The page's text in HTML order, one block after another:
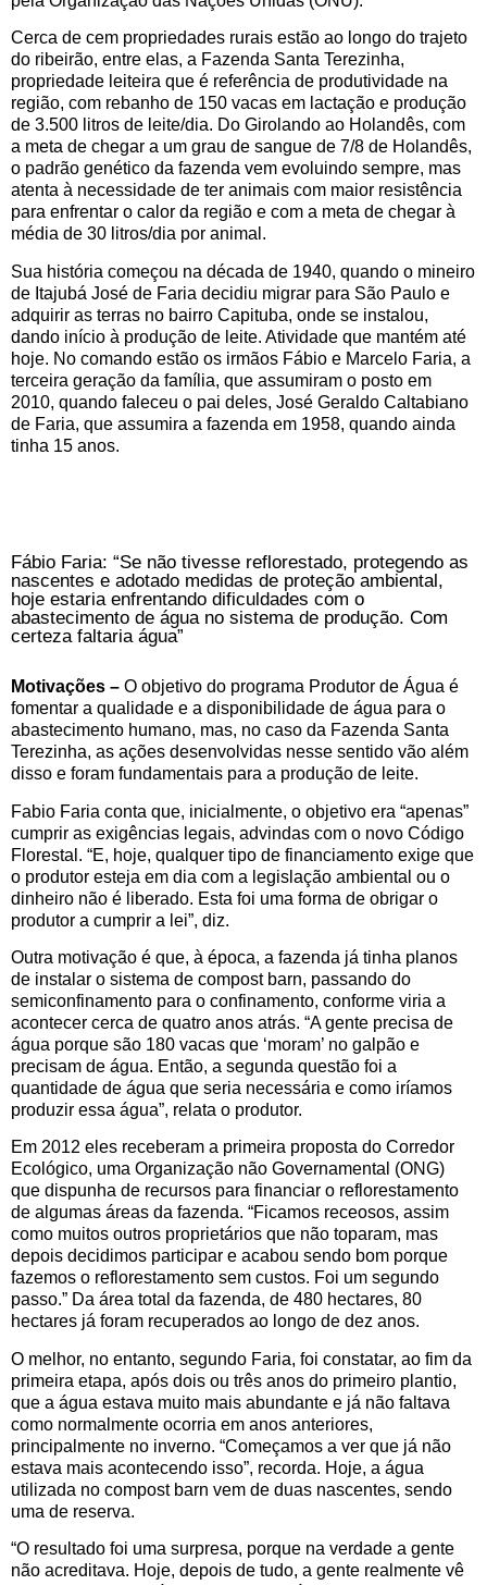
Cerca de cem propriedades rurais estão ao longo do trajeto
do ribeirão, entre elas, a Fazenda Santa Terezinha,
propriedade leiteira que é referência de produtividade na
região, com rebanho de 150 vacas em lactação e produção
de 3.500 litros de leite/dia. Do Girolando ao Holandês, com
a meta de chegar a um grau de sangue de 7/8 de Holandês,
o padrão genético da fazenda vem evoluindo sempre, mas
atenta à necessidade de ter animais com maior resistência
para enfrentar o calor da região e com a meta de chegar à
média de 30 litros/dia por animal.
Sua história começou na década de 1940, quando o mineiro
de Itajubá José de Faria decidiu migrar para São Paulo e
adquirir as terras no bairro Capituba, onde se instalou,
dando início à produção de leite. Atividade que mantém até
hoje. No comando estão os irmãos Fábio e Marcelo Faria, a
terceira geração da família, que assumiram o posto em
2010, quando faleceu o pai deles, José Geraldo Caltabiano
de Faria, que assumira a fazenda em 1958, quando ainda
tinha 15 anos.
Fábio Faria: “Se não tivesse reflorestado, protegendo as
nascentes e adotado medidas de proteção ambiental,
hoje estaria enfrentando dificuldades com o
abastecimento de água no sistema de produção. Com
certeza faltaria água”
Motivações – O objetivo do programa Produtor de Água é
fomentar a qualidade e a disponibilidade de água para o
abastecimento humano, mas, no caso da Fazenda Santa
Terezinha, as ações desenvolvidas nesse sentido vão além
disso e foram fundamentais para a produção de leite.
Fabio Faria conta que, inicialmente, o objetivo era “apenas”
cumprir as exigências legais, advindas com o novo Código
Florestal. “E, hoje, qualquer tipo de financiamento exige que
o produtor esteja em dia com a legislação ambiental ou o
dinheiro não é liberado. Esta foi uma forma de obrigar o
produtor a cumprir a lei”, diz.
Outra motivação é que, à época, a fazenda já tinha planos
de instalar o sistema de compost barn, passando do
semiconfinamento para o confinamento, conforme viria a
acontecer cerca de quatro anos atrás. “A gente precisa de
água porque são 180 vacas que ‘moram’ no galpão e
precisam de água. Então, a segunda questão foi a
quantidade de água que seria necessária e como iríamos
produzir essa água”, relata o produtor.
Em 2012 eles receberam a primeira proposta do Corredor
Ecológico, uma Organização não Governamental (ONG)
que dispunha de recursos para financiar o reflorestamento
de algumas áreas da fazenda. “Ficamos receosos, assim
como muitos outros proprietários que não toparam, mas
depois decidimos participar e acabou sendo bom porque
fazemos o reflorestamento sem custos. Foi um segundo
passo.” Da área total da fazenda, de 480 hectares, 80
hectares já foram recuperados ao longo de dez anos.
O melhor, no entanto, segundo Faria, foi constatar, ao fim da
primeira etapa, após dois ou três anos do primeiro plantio,
que a água estava muito mais abundante e já não faltava
como normalmente ocorria em anos anteriores,
principalmente no inverno. “Começamos a ver que já não
estava mais acontecendo isso”, recorda. Hoje, a água
utilizada no compost barn vem de duas nascentes, sendo
uma de reserva.
“O resultado foi uma surpresa, porque na verdade a gente
não acreditava. Hoje, depois de tudo, a gente realmente vê